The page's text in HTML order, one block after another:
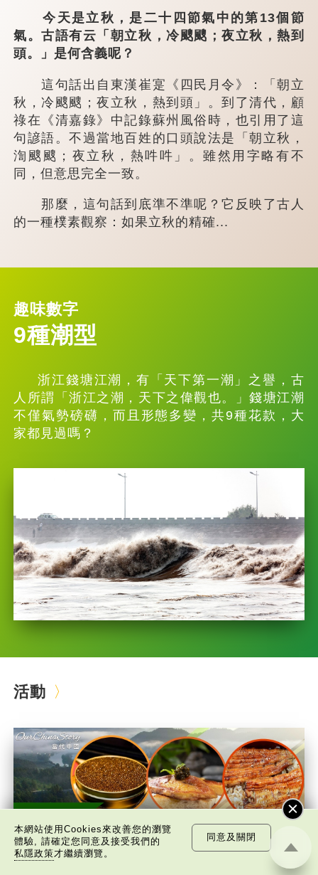
今天是立秋，是二十四節氣中的第13個節
氣。古語有云「朝立秋，冷颼颼；夜立秋，熱到
頭。」是何含義呢？
這句話出自東漢崔寔《四民月令》：「朝立
秋，冷颼颼；夜立秋，熱到頭」。到了清代，顧
祿在《清嘉錄》中記錄蘇州風俗時，也引用了這
句諺語。不過當地百姓的口頭說法是「朝立秋，
渹颼颼；夜立秋，熱吽吽」。雖然用字略有不
同，但意思完全一致。
那麼，這句話到底準不準呢？它反映了古人
的一種樸素觀察：如果立秋的精確...
趣味數字
9種潮型
浙江錢塘江潮，有「天下第一潮」之譽，古
人所謂「浙江之潮，天下之偉觀也。」錢塘江潮
不僅氣勢磅礴，而且形態多變，共9種花款，大
家都見過嗎？
活動
本網站使用Cookies來改善您的瀏覽
體驗, 請確定您同意及接受我們的
私隱政策才繼續瀏覽。
同意及關閉